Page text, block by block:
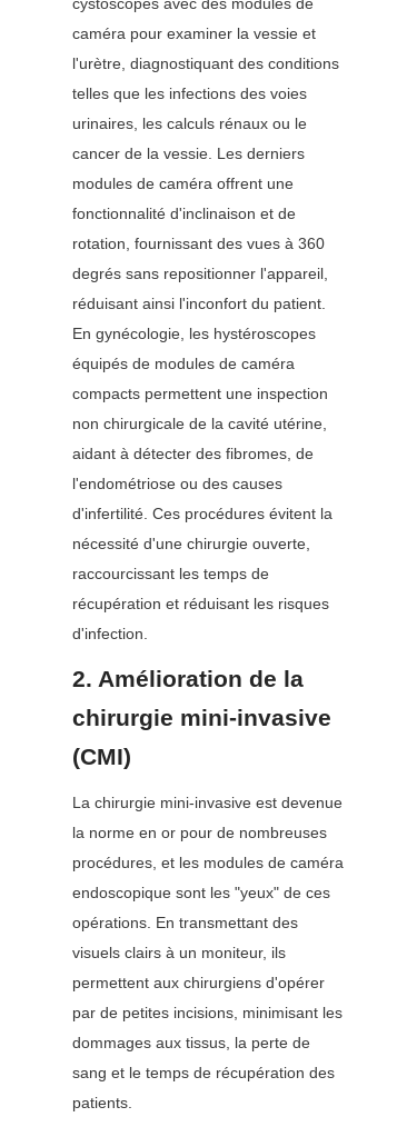
cystoscopes avec des modules de
caméra pour examiner la vessie et
l'urètre, diagnostiquant des conditions
telles que les infections des voies
urinaires, les calculs rénaux ou le
cancer de la vessie. Les derniers
modules de caméra offrent une
fonctionnalité d'inclinaison et de
rotation, fournissant des vues à 360
degrés sans repositionner l'appareil,
réduisant ainsi l'inconfort du patient.
En gynécologie, les hystéroscopes
équipés de modules de caméra
compacts permettent une inspection
non chirurgicale de la cavité utérine,
aidant à détecter des fibromes, de
l'endométriose ou des causes
d'infertilité. Ces procédures évitent la
nécessité d'une chirurgie ouverte,
raccourcissant les temps de
récupération et réduisant les risques
d'infection.
2. Amélioration de la
chirurgie mini-invasive
(CMI)
La chirurgie mini-invasive est devenue
la norme en or pour de nombreuses
procédures, et les modules de caméra
endoscopique sont les "yeux" de ces
opérations. En transmettant des
visuels clairs à un moniteur, ils
permettent aux chirurgiens d'opérer
par de petites incisions, minimisant les
dommages aux tissus, la perte de
sang et le temps de récupération des
patients.